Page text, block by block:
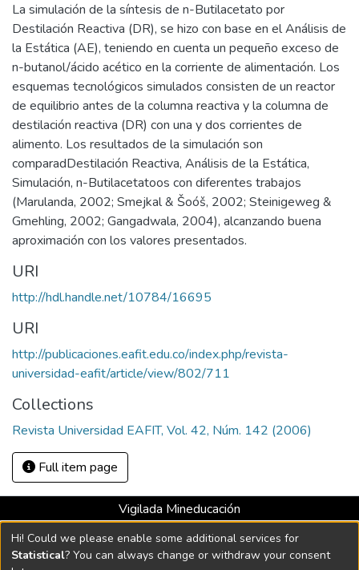
La simulación de la síntesis de n-Butilacetato por
Destilación Reactiva (DR), se hizo con base en el Análisis de
la Estática (AE), teniendo en cuenta un pequeño exceso de
n-butanol/ácido acético en la corriente de alimentación. Los
esquemas tecnológicos simulados consisten de un reactor
de equilibrio antes de la columna reactiva y la columna de
destilación reactiva (DR) con una y dos corrientes de
alimento. Los resultados de la simulación son
comparadDestilación Reactiva, Análisis de la Estática,
Simulación, n-Butilacetatoos con diferentes trabajos
(Marulanda, 2002; Smejkal & Šoóš, 2002; Steinigeweg &
Gmehling, 2002; Gangadwala, 2004), alcanzando buena
aproximación con los valores presentados.
URI
http://hdl.handle.net/10784/16695
URI
http://publicaciones.eafit.edu.co/index.php/revista-
universidad-eafit/article/view/802/711
Collections
Revista Universidad EAFIT, Vol. 42, Núm. 142 (2006)
Full item page
Vigilada Mineducación
Universidad con Acreditación Institucional hasta 2026 -
Resolución MEN 2158 de 2018
Hi! Could we please enable some additional services for
Statistical? You can always change or withdraw your consent